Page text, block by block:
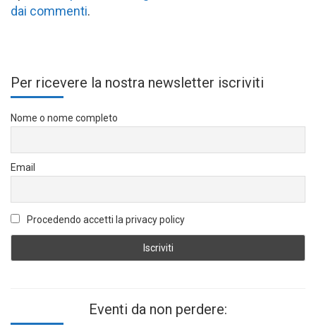
dai commenti.
Per ricevere la nostra newsletter iscriviti
Nome o nome completo
Email
Procedendo accetti la privacy policy
Eventi da non perdere: